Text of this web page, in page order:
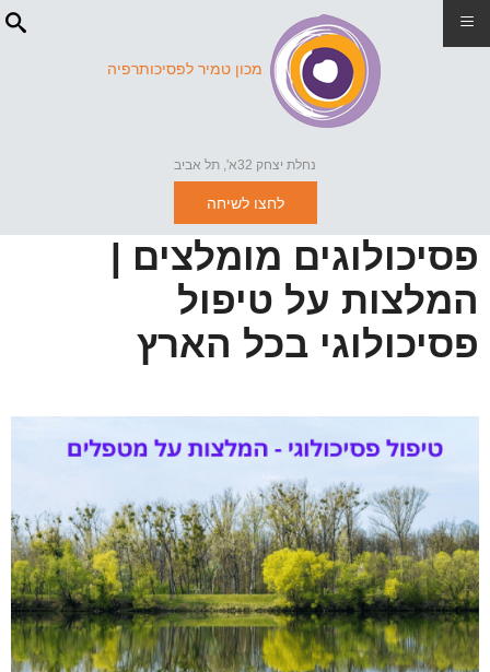
מכון טמיר לפסיכותרפיה
נחלת יצחק 32א', תל אביב
לחצו לשיחה
פסיכולוגים מומלצים |
המלצות על טיפול
פסיכולוגי בכל הארץ
≡